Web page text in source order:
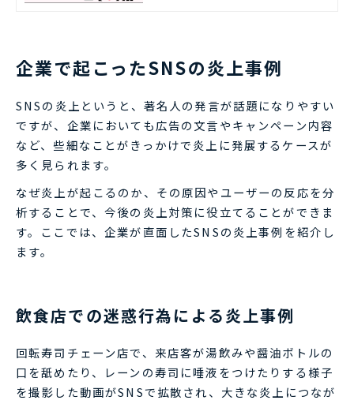
企業で起こったSNSの炎上事例
SNSの炎上というと、著名人の発言が話題になりやすい
ですが、企業においても広告の文言やキャンペーン内容
など、些細なことがきっかけで炎上に発展するケースが
多く見られます。
なぜ炎上が起こるのか、その原因やユーザーの反応を分
析することで、今後の炎上対策に役立てることができま
す。ここでは、企業が直面したSNSの炎上事例を紹介し
ます。
飲食店での迷惑行為による炎上事例
回転寿司チェーン店で、来店客が湯飲みや醤油ボトルの
口を舐めたり、レーンの寿司に唾液をつけたりする様子
を撮影した動画がSNSで拡散され、大きな炎上につなが